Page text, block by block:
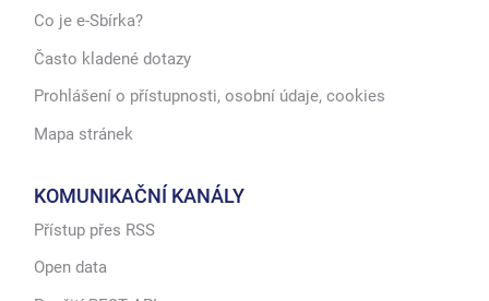
Co je e-Sbírka?
Často kladené dotazy
Prohlášení o přístupnosti, osobní údaje, cookies
Mapa stránek
KOMUNIKAČNÍ KANÁLY
Přístup přes RSS
Open data